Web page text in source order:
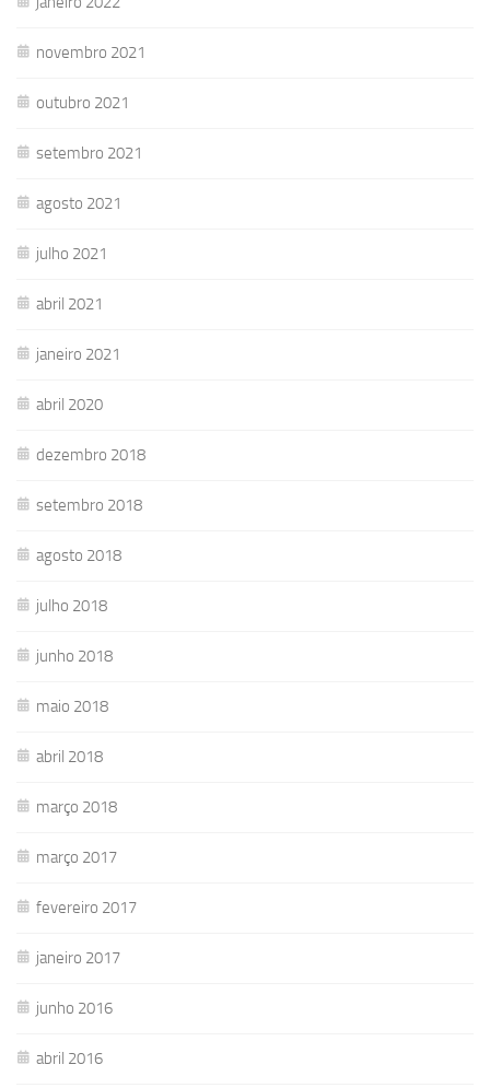
novembro 2021
outubro 2021
setembro 2021
agosto 2021
julho 2021
abril 2021
janeiro 2021
abril 2020
dezembro 2018
setembro 2018
agosto 2018
julho 2018
junho 2018
maio 2018
abril 2018
março 2018
março 2017
fevereiro 2017
janeiro 2017
junho 2016
abril 2016